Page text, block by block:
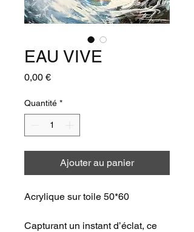
EAU VIVE
0,00 €Prix
Quantité *
Ajouter au panier
Acrylique sur toile 50*60
Capturant un instant d’éclat, ce